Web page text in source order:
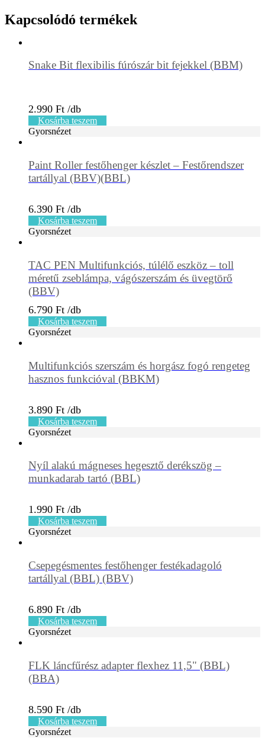
Kapcsolódó termékek
Snake Bit flexibilis fúrószár bit fejekkel (BBM)
2.990 Ft
Kosárba teszem
Gyorsnézet
Paint Roller festőhenger készlet – Festőrendszer
tartállyal (BBV)(BBL)
6.390 Ft
Kosárba teszem
Gyorsnézet
TAC PEN Multifunkciós, túlélő eszköz – toll
méretű zseblámpa, vágószerszám és üvegtörő
(BBV)
6.790 Ft
Kosárba teszem
Gyorsnézet
Multifunkciós szerszám és horgász fogó rengeteg
hasznos funkcióval (BBKM)
3.890 Ft
Kosárba teszem
Gyorsnézet
Nyíl alakú mágneses hegesztő derékszög –
munkadarab tartó (BBL)
1.990 Ft
Kosárba teszem
Gyorsnézet
Csepegésmentes festőhenger festékadagoló
tartállyal (BBL) (BBV)
6.890 Ft
Kosárba teszem
Gyorsnézet
FLK láncfűrész adapter flexhez 11,5" (BBL)
(BBA)
8.590 Ft
Kosárba teszem
Gyorsnézet